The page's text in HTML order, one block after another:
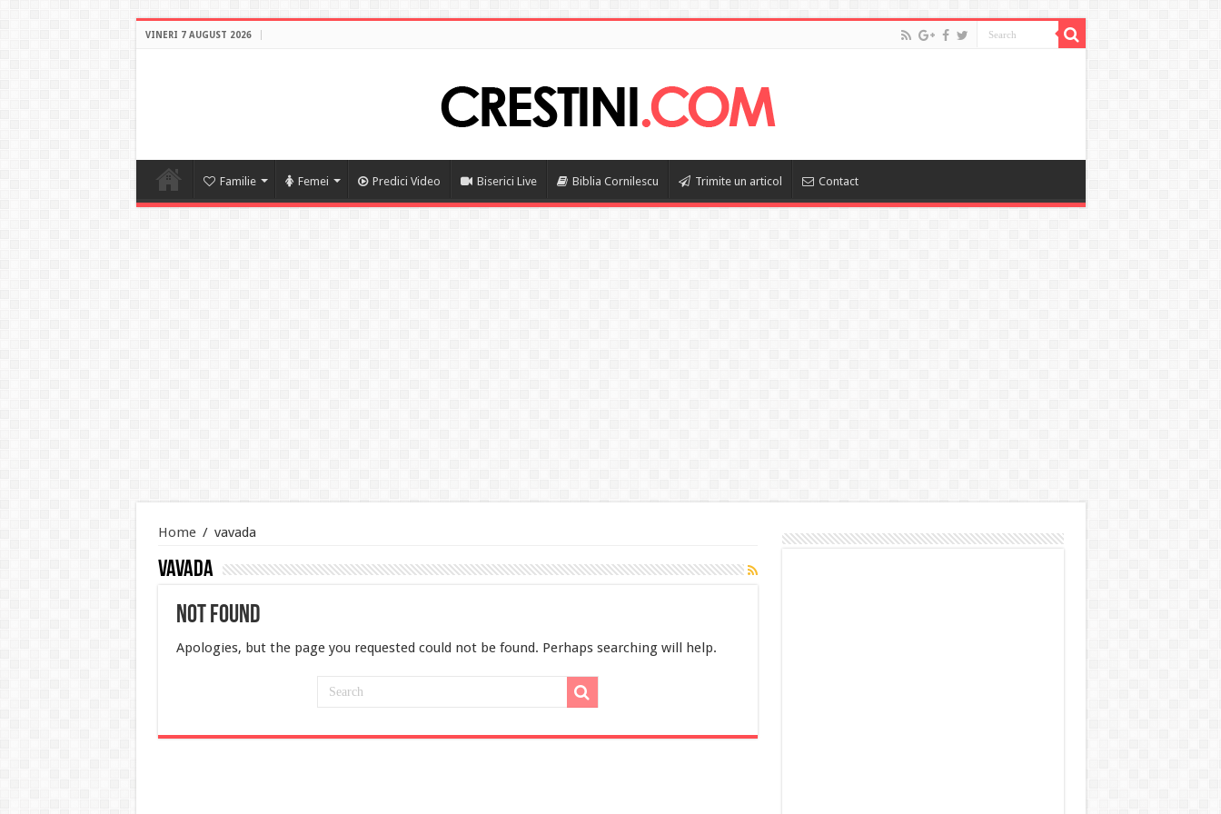
VINERI 7 AUGUST 2026
Familie Femei Predici Video Biserici Live Biblia Cornilescu Trimite un articol Contact
Home / vavada
vavada
Not Found
Apologies, but the page you requested could not be found. Perhaps searching will help.